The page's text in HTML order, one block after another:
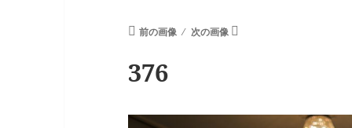
前の画像 次の画像
376